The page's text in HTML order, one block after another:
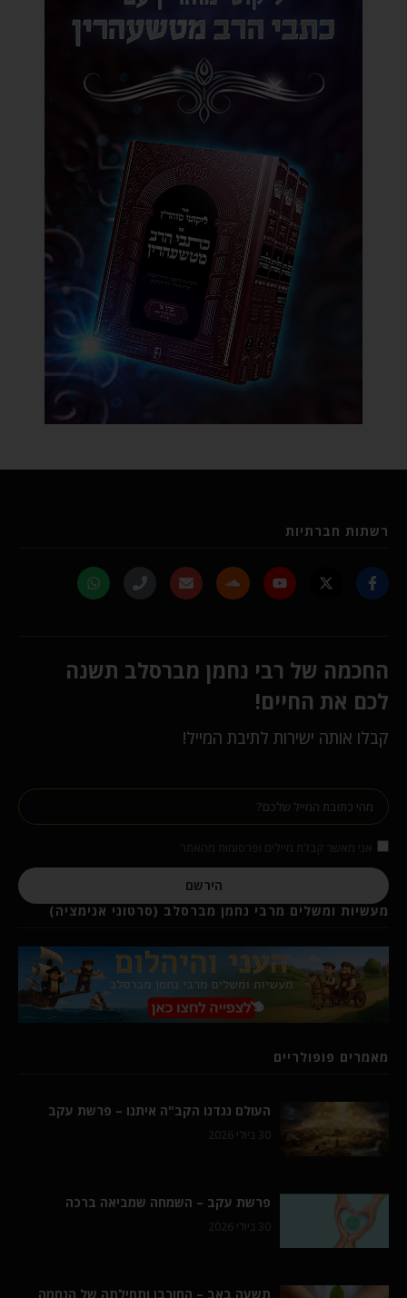
רשתות חברתיות
החכמה של רבי נחמן מברסלב תשנה
לכם את החיים!
קבלו אותה ישירות לתיבת המייל!
הירשם
מעשיות ומשלים מרבי נחמן מברסלב (סרטוני אנימציה)
מאמרים פופולריים
העולם נגדנו הקב"ה איתנו – פרשת עקב
30 ביולי 2026
פרשת עקב – השמחה שמביאה ברכה
30 ביולי 2026
תשעה באב – החורבן ותחילתה של הנחמה